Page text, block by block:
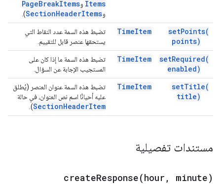
Items و PageBreakItems
و SectionHeaderItems
).
setPoints(
points)
TimeItem
تضبط هذه السمة عدد النقاط التي
يستحقها عنصر قابل للتقييم.
setRequired(
enabled)
TimeItem
تضبط هذه السمة ما إذا كان على
المستجيب الإجابة عن السؤال.
setTitle(
title)
TimeItem
تضبط هذه السمة عنوان العنصر (يُطلق
عليه أحيانًا اسم نص العنوان، في حالة
SectionHeaderItem
).
مستندات تفصيلية
createResponse(hour , minute)